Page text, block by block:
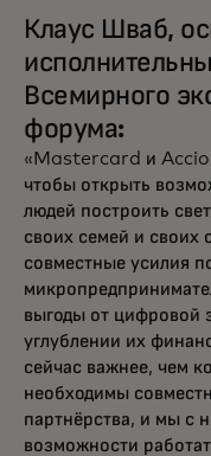
Клаус Шваб,
Всемирного
форума:
«Mastercard и
чтобы открыть
людей построить
своих семей и
совместные усилия
выгоды от цифровой
углублении их
сейчас важнее, чем
необходимы
партнёрства, и мы с
возможности